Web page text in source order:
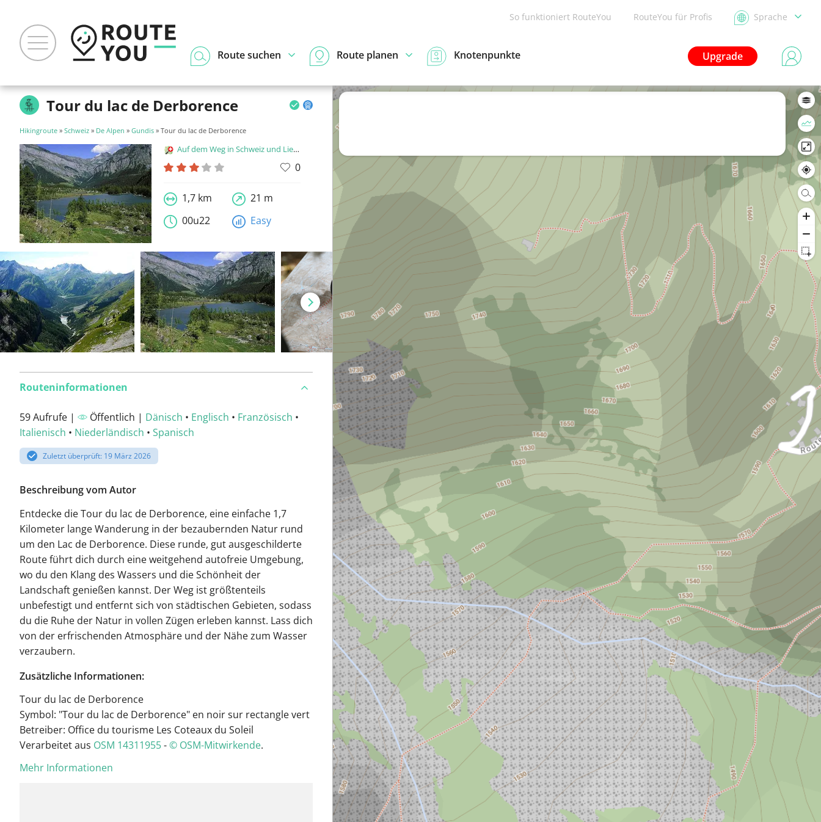
So funktioniert RouteYou RouteYou für Profis Sprache
Upgrade
Route suchen Route planen Knotenpunkte
Tour du lac de Derborence
Hikingroute » Schweiz » De Alpen » Gundis » Tour du lac de Derborence
Auf dem Weg in Schweiz und Liechtenstein
0
1,7 km
21 m
00u22
Easy
Routeninformationen
59 Aufrufe | Öffentlich | Dänisch • Englisch • Französisch •
Italienisch • Niederländisch • Spanisch
Zuletzt überprüft: 19 März 2026
Beschreibung vom Autor
Entdecke die Tour du lac de Derborence, eine einfache 1,7
Kilometer lange Wanderung in der bezaubernden Natur rund
um den Lac de Derborence. Diese runde, gut ausgeschilderte
Route führt dich durch eine weitgehend autofreie Umgebung,
wo du den Klang des Wassers und die Schönheit der
Landschaft genießen kannst. Der Weg ist größtenteils
unbefestigt und entfernt sich von städtischen Gebieten, sodass
du die Ruhe der Natur in vollen Zügen erleben kannst. Lass dich
von der erfrischenden Atmosphäre und der Nähe zum Wasser
verzaubern.
Zusätzliche Informationen:
Tour du lac de Derborence
Symbol: "Tour du lac de Derborence" en noir sur rectangle vert
Betreiber: Office du tourisme Les Coteaux du Soleil
Verarbeitet aus OSM 14311955-© OSM-Mitwirkende.
Mehr Informationen